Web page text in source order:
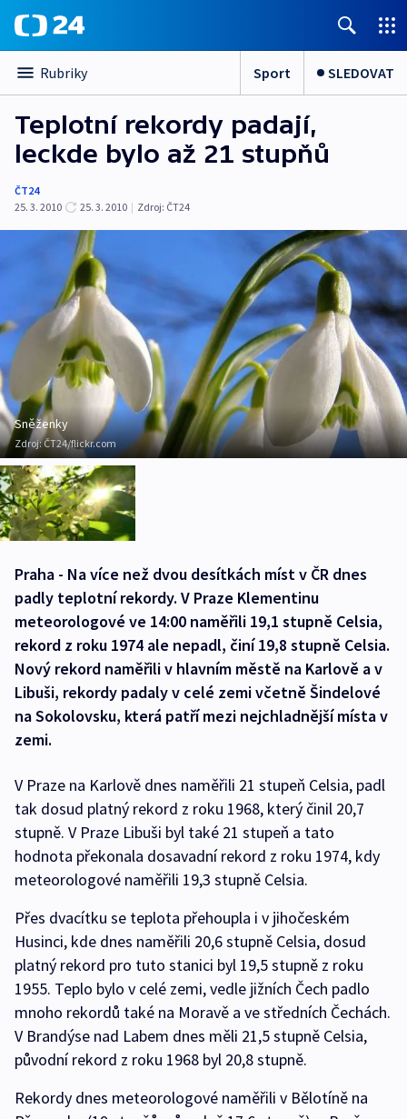
Rubriky Sport SLEDOVAT
Teplotní rekordy padají,
leckde bylo až 21 stupňů
ČT24
25. 3. 2010
25. 3. 2010 | Zdroj: ČT24
Sněženky
Zdroj:ČT24/flickr.com
Praha - Na více než dvou desítkách míst v ČR dnes
padly teplotní rekordy. V Praze Klementinu
meteorologové ve 14:00 naměřili 19,1 stupně Celsia,
rekord z roku 1974 ale nepadl, činí 19,8 stupně Celsia.
Nový rekord naměřili v hlavním městě na Karlově a v
Libuši, rekordy padaly v celé zemi včetně Šindelové
na Sokolovsku, která patří mezi nejchladnější místa v
zemi.
V Praze na Karlově dnes naměřili 21 stupeň Celsia, padl
tak dosud platný rekord z roku 1968, který činil 20,7
stupně. V Praze Libuši byl také 21 stupeň a tato
hodnota překonala dosavadní rekord z roku 1974, kdy
meteorologové naměřili 19,3 stupně Celsia.
Přes dvacítku se teplota přehoupla i v jihočeském
Husinci, kde dnes naměřili 20,6 stupně Celsia, dosud
platný rekord pro tuto stanici byl 19,5 stupně z roku
1955. Teplo bylo v celé zemi, vedle jižních Čech padlo
mnoho rekordů také na Moravě a ve středních Čechách.
V Brandýse nad Labem dnes měli 21,5 stupně Celsia,
původní rekord z roku 1968 byl 20,8 stupně.
Rekordy dnes meteorologové naměřili v Bělotíně na